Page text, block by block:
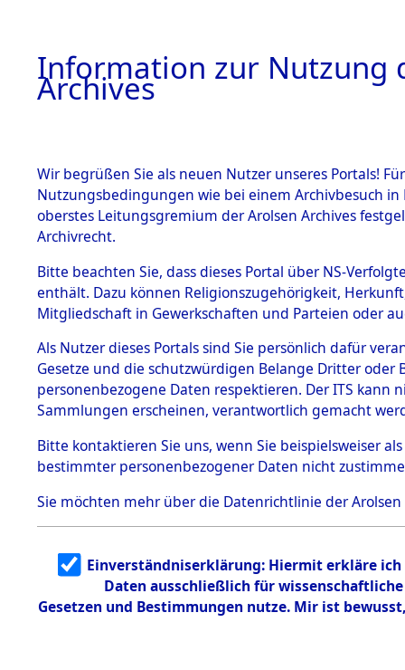
BESTÄNDE
1.
mente
5. Verschiedenes
5.3
Todesmärsche
5.3.1 Alliierte
Erhebungen
zu
Todesmärsch
en
5.3.2
Identifizierun
g
5.3.3
Todesmärsch
→0157
Information zur Nutzung
Archives
Wir begrüßen Sie als neuen Nutzer unseres Portals!
Nutzungsbedingungen wie bei einem Archivbesuch
oberstes Leitungsgremium der Arolsen Archives
Archivrecht.
Bitte beachten Sie, dass dieses Portal über NS-
enthält. Dazu können Religionszugehörigkeit,
Mitgliedschaft in Gewerkschaften und Parteien oder
Als Nutzer dieses Portals sind Sie persönlich dafür
Gesetze und die schutzwürdigen Belange Dritter
personenbezogene Daten respektieren. Der ITS
Sammlungen erscheinen, verantwortlich gemacht
Bitte kontaktieren Sie uns, wenn Sie beispielsweiser
bestimmter personenbezogener Daten nicht
Sie möchten mehr über die Datenrichtlinie der Arolsen
Einverständniserklärung: Hiermit erkläre
Daten ausschließlich für
Gesetzen und Bestimmungen nutze. Mir ist